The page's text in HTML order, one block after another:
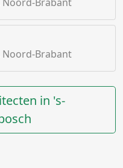
Noord-Brabant
in 's-